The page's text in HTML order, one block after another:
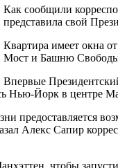
Как сообщили
представила свой
Квартира имеет окна
Мост и Башню
Впервые
Нью-Йорк в центре
предоставляется
Алекс Сапир
чтобы